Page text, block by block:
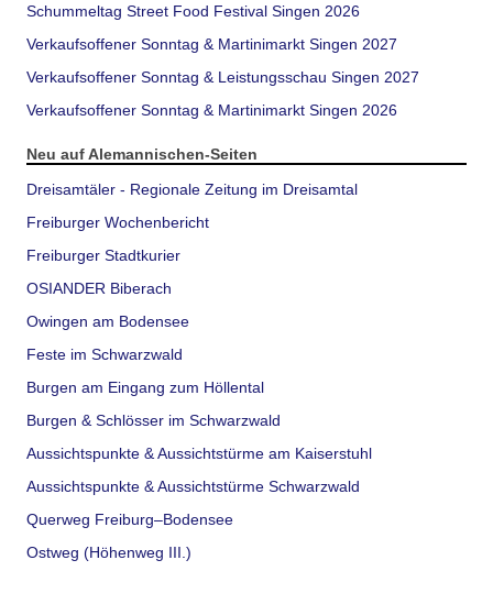
Schummeltag Street Food Festival Singen 2026
Verkaufsoffener Sonntag & Martinimarkt Singen 2027
Verkaufsoffener Sonntag & Leistungsschau Singen 2027
Verkaufsoffener Sonntag & Martinimarkt Singen 2026
Neu auf Alemannischen-Seiten
Dreisamtäler - Regionale Zeitung im Dreisamtal
Freiburger Wochenbericht
Freiburger Stadtkurier
OSIANDER Biberach
Owingen am Bodensee
Feste im Schwarzwald
Burgen am Eingang zum Höllental
Burgen & Schlösser im Schwarzwald
Aussichtspunkte & Aussichtstürme am Kaiserstuhl
Aussichtspunkte & Aussichtstürme Schwarzwald
Querweg Freiburg–Bodensee
Ostweg (Höhenweg III.)